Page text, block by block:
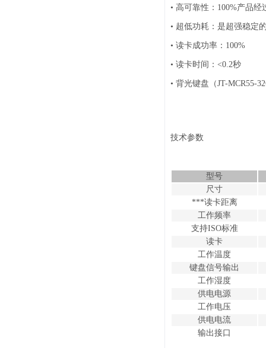
• 高可靠性：100%产品
• 超低功耗：是超强稳定
• 读卡成功率：100%
• 读卡时间：<0.2秒
• 背光键盘（JT-MCR55-
技术参数
型号
尺寸
***读卡距离
工作频率
支持ISO标准
读卡
工作温度
键盘信号输出
工作湿度
供电电源
工作电压
供电电流
输出接口